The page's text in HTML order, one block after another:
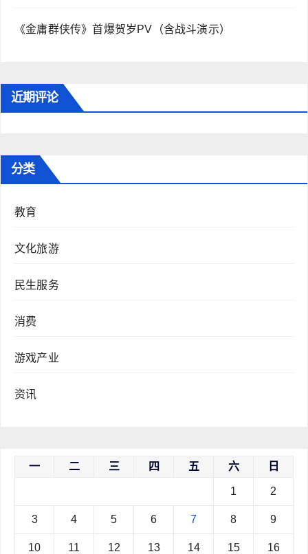
《金庸群侠传》首爆贺岁PV（含战斗演示）
近期评论
分类
教育
文化旅游
民生服务
消费
游戏产业
资讯
一 二 三 四 五 六 日
1 2
3 4 5 6 7 8 9
10 11 12 13 14 15 16